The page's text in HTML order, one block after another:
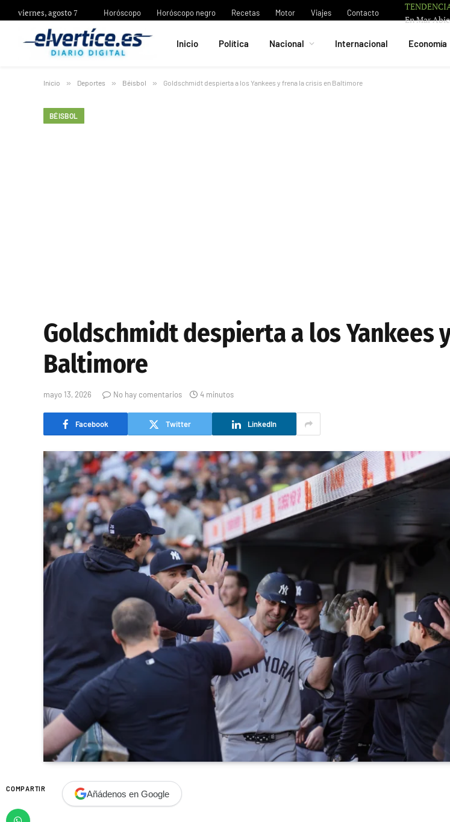
viernes, agosto 7 Horóscopo Horóscopo negro Recetas Motor Viajes Contacto
Inicio Política Nacional Internacional Economía
Inicio » Deportes » Béisbol » Goldschmidt despierta a los Yankees y frena la crisis en Baltimore
BÉISBOL
Goldschmidt despierta a los Yankees
Baltimore
mayo 13, 2026 No hay comentarios 4 minutos
Facebook Twitter LinkedIn
COMPARTIR Añádenos en Google